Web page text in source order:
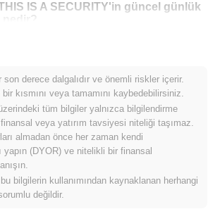
IS A SECURITY'in güncel günlük
THIS IS A SECURITY'in işlem hacmi
IS A SECURITY'in fiyat aralığı
En Yüksek Değeri (ATH): ₺ 0.00000050
En Düşük Değeri (ATL):₺ 0.00
IS A SECURITY şu anda ATH'sinin
.
IS A SECURITY, daha geniş kripto
son derece dalgalıdır ve önemli riskler içerir.
bir kısmını veya tamamını kaybedebilirsiniz.
tüm bilgiler yalnızca bilgilendirme
veya yatırım tavsiyesi niteliği taşımaz.
almadan önce her zaman kendi
yapın (DYOR) ve nitelikli bir finansal
bilgilerin kullanımından kaynaklanan herhangi
değildir.